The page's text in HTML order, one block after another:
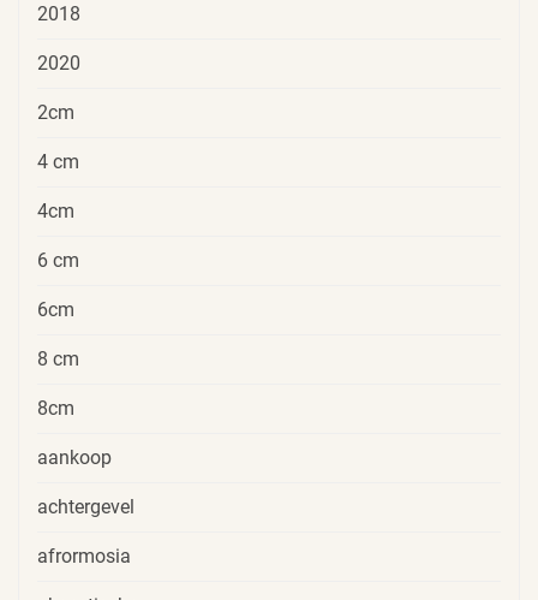
2018
2020
2cm
4 cm
4cm
6 cm
6cm
8 cm
8cm
aankoop
achtergevel
afrormosia